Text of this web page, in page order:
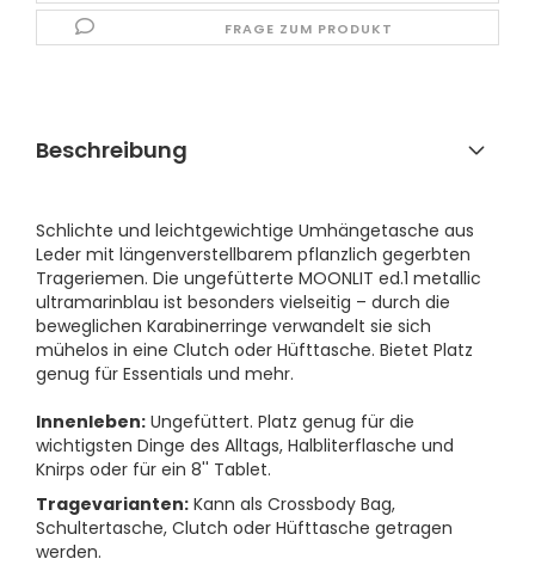
FRAGE ZUM PRODUKT
Beschreibung
Schlichte und leichtgewichtige Umhängetasche aus
Leder mit längenverstellbarem pflanzlich gegerbten
Trageriemen. Die ungefütterte MOONLIT ed.1 metallic
ultramarinblau ist besonders vielseitig – durch die
beweglichen Karabinerringe verwandelt sie sich
mühelos in eine Clutch oder Hüfttasche. Bietet Platz
genug für Essentials und mehr.
Innenleben: Ungefüttert. Platz genug für die
wichtigsten Dinge des Alltags, Halbliterflasche und
Knirps oder für ein 8'' Tablet.
Tragevarianten: Kann als Crossbody Bag,
Schultertasche, Clutch oder Hüfttasche getragen
werden.